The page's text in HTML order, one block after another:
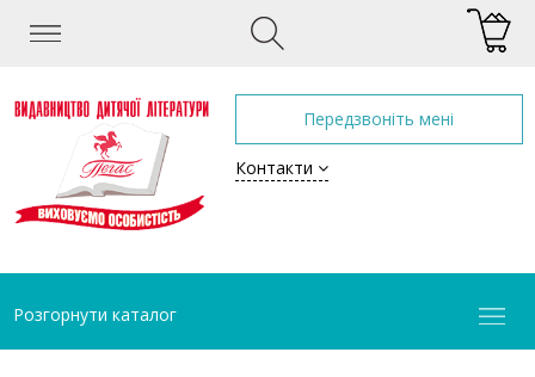
Передзвоніть мені
Контакти
Розгорнути каталог